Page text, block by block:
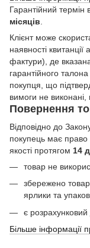
Гарантійний термін
місяців.
Клієнт може
наявності
фактури), де
гарантійного
покупця, що
вимоги не виконані,
Повернення
Відповідно до
покупець має право
якості протягом 14
товар не
збережено
ярлики та
є розрахунковий
Більше інформації